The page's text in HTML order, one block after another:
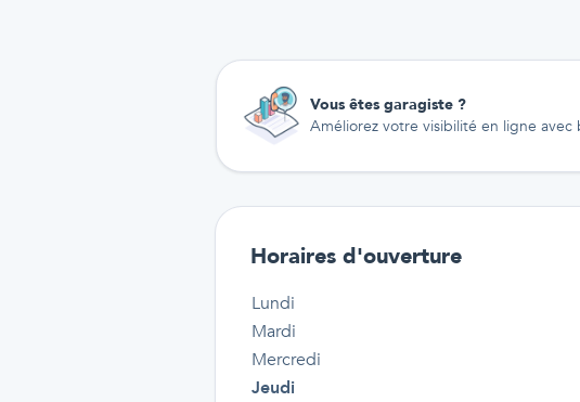
Vous êtes garagiste ?
Améliorez votre visibilité en ligne avec
Horaires d'ouverture
Lundi
Mardi
Mercredi
Jeudi